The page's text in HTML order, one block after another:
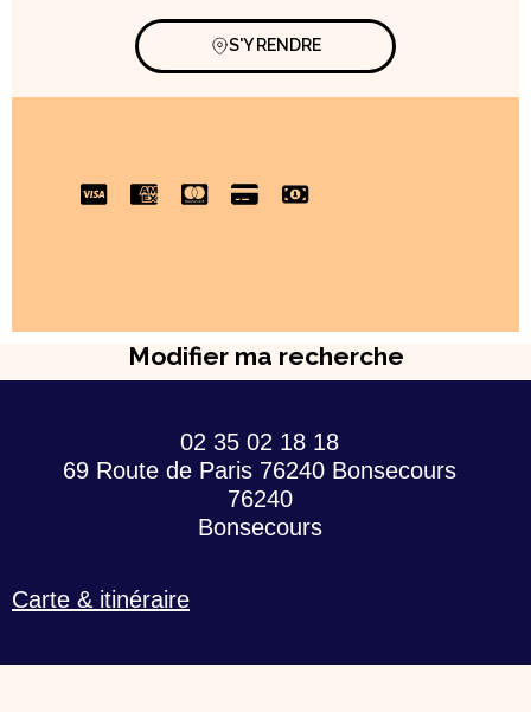
S'Y RENDRE
Modifier ma recherche
02 35 02 18 18
69 Route de Paris 76240 Bonsecours
76240
Bonsecours
Carte & itinéraire